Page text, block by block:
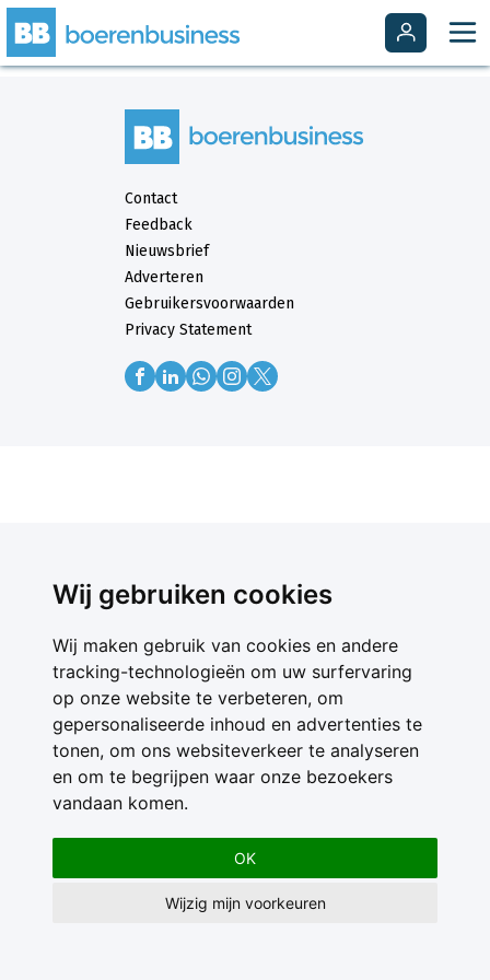
Wij gebruiken cookies
Wij maken gebruik van cookies en andere
tracking-technologieën om uw surfervaring
op onze website te verbeteren, om
gepersonaliseerde inhoud en advertenties te
tonen, om ons websiteverkeer te analyseren
en om te begrijpen waar onze bezoekers
vandaan komen.
OK
Wijzig mijn voorkeuren
Contact
Feedback
Nieuwsbrief
Adverteren
Gebruikersvoorwaarden
Privacy Statement